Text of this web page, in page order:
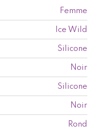
Femme
Ice Wild
Silicone
Noir
Silicone
Noir
Rond